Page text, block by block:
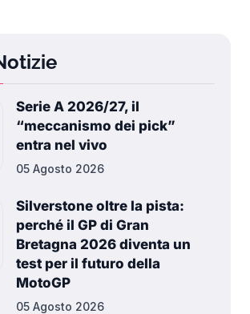
Serie A 2026/27, il
“meccanismo dei pick”
entra nel vivo
05 Agosto 2026
Silverstone oltre la pista:
perché il GP di Gran
Bretagna 2026 diventa un
test per il futuro della
MotoGP
05 Agosto 2026